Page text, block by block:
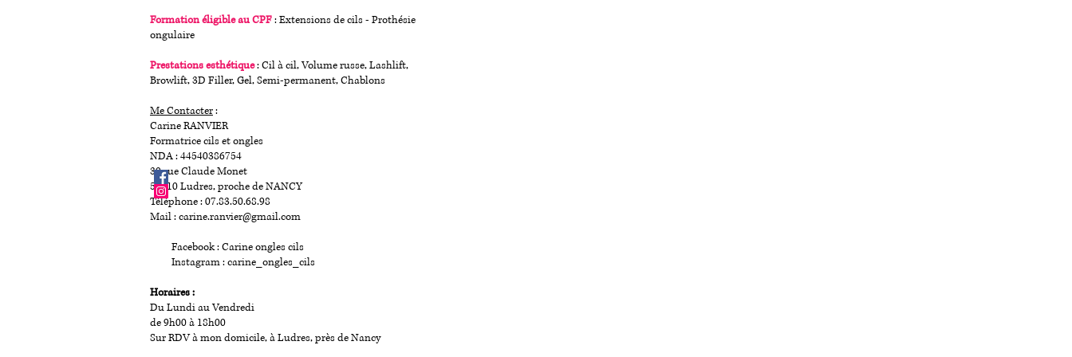
Formation éligible au CPF: Extensions de cils - Prothésie
ongulaire
Prestations esthétique: Cil à cil, Volume russe, Lashlift,
Browlift, 3D Filler, Gel, Semi-permanent, Chablons
Me Contacter:
Carine RANVIER
Formatrice cils et ongles
NDA : 44540386754
30 rue Claude Monet
54710 Ludres, proche de NANCY
Téléphone :07.83.50.68.98
Mail :carine.ranvier@gmail.com
Facebook : Carine ongles cils
Instagram : carine_ongles_cils
Horaires :
Du Lundi au Vendredi
de 9h00 à 18h00
Sur RDV àmon domicile, à Ludres, près de Nancy